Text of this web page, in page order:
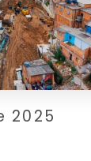
2025